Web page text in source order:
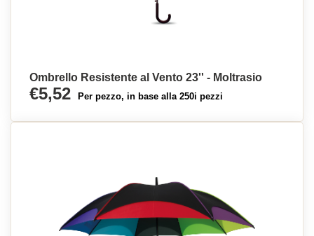
Ombrello Resistente al Vento 23'' - Moltrasio
€5,52 Per pezzo, in base alla 250i pezzi